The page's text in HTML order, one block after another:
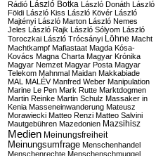
Rádió
László Botka László Donáth László
Földi László Kiss László Kövér László
Majtényi László Marton László Nemes
Jeles László Rajk László Sólyom László
Toroczkai László Trócsányi Löhne Macht
Machtkampf Mafiastaat Magda Kósa-
Kovács Magna Charta Magyar Krónika
Magyar Nemzet Magyar Posta Magyar
Telekom Mahnmal Maidan Makkabiade
MAL MALÉV Manfred Weber Manipulation
Marine Le Pen Mark Rutte Marktdogmen
Martin Reinke Martin Schulz Massaker in
Kenia Masseneinwanderung Mateusz
Morawiecki Matteo Renzi Matteo Salvini
Mautgebühren Mazedonien Mazsihisz
Medien Meinungsfreiheit
Meinungsumfrage Menschenhandel
Menschenrechte Menschenschmuggel